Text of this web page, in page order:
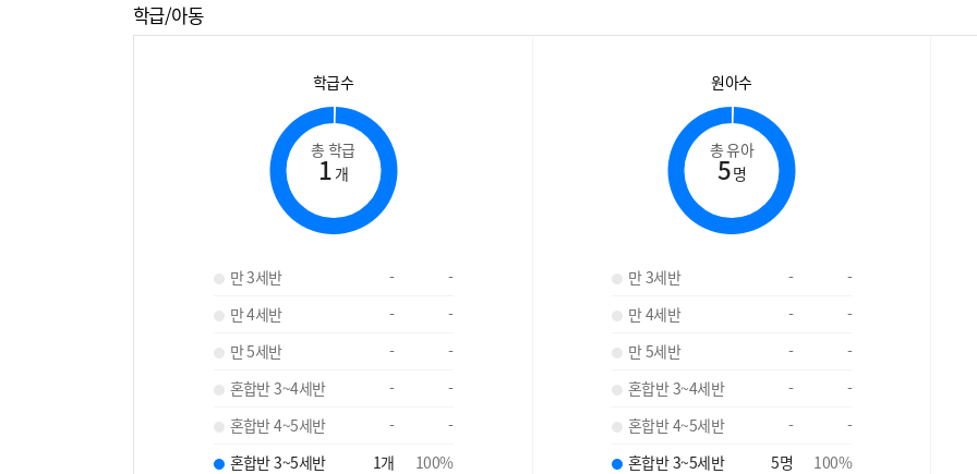
학급/아동
학급수
총 학급
1 개
만 3세반 -
-
만 4세반
-
-
만 5세반
-
-
혼합반 3~4세반
-
-
혼합반 4~5세반
-
-
혼합반 3~5세반
1개 100%
원아수
총 유아
5명
만 3세반 -
-
만 4세반
-
-
만 5세반
-
-
혼합반 3~4세반
-
-
혼합반 4~5세반
-
-
혼합반 3~5세반
5명 100%